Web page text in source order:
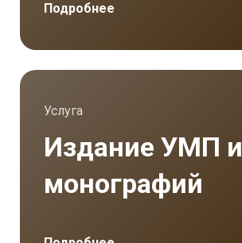
Подробнее
Услуга
Издание УМП и
монографий